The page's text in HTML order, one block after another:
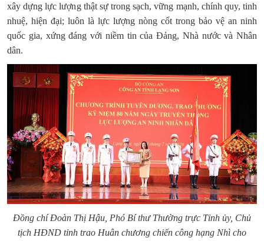
xây dựng lực lượng thật sự trong sạch, vững mạnh, chính quy, tinh
nhuệ, hiện đại; luôn là lực lượng nòng cốt trong bảo vệ an ninh
quốc gia, xứng đáng với niềm tin của Đảng, Nhà nước và Nhân
dân.
Đồng chíĐoàn Thị Hậu , Phó Bí thư Thường trực Tỉnh ủy, Chủ
tịch HĐND tỉnh trao Huân chương chiến công hạng Nhì cho